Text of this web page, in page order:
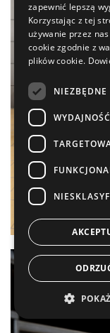
zapewnić lepszą
Korzystając z tej
używanie przez
cookie zgodnie z
plików cookie.
NIEZBĘDNE
WYDAJNOŚĆ